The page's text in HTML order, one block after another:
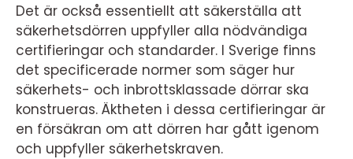
Det är också essentiellt att säkerställa att
säkerhetsdörren uppfyller alla nödvändiga
certifieringar och standarder. I Sverige finns
det specificerade normer som säger hur
säkerhets- och inbrottsklassade dörrar ska
konstrueras. Äktheten i dessa certifieringar är
en försäkran om att dörren har gått igenom
och uppfyller säkerhetskraven.